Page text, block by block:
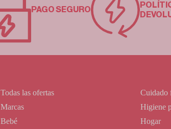
PAGO SEGURO
Todas las ofertas
Marcas
Bebé
Cuidado
Higiene
Hogar